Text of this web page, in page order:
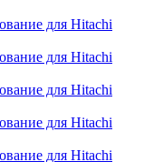
для Hitachi
для Hitachi
для Hitachi
для Hitachi
для Hitachi